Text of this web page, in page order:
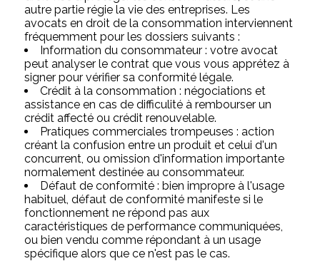
autre partie régie la vie des entreprises. Les
avocats en droit de la consommation interviennent
fréquemment pour les dossiers suivants :
Information du consommateur : votre avocat
peut analyser le contrat que vous vous apprétez à
signer pour vérifier sa conformité légale.
Crédit à la consommation : négociations et
assistance en cas de difficulité à rembourser un
crédit affecté ou crédit renouvelable.
Pratiques commerciales trompeuses : action
créant la confusion entre un produit et celui d'un
concurrent, ou omission d'information importante
normalement destinée au consommateur.
Défaut de conformité : bien impropre à l'usage
habituel, défaut de conformité manifeste si le
fonctionnement ne répond pas aux
caractéristiques de performance communiquées,
ou bien vendu comme répondant à un usage
spécifique alors que ce n'est pas le cas.